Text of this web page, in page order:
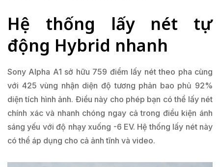
Hệ thống lấy nét tự
động Hybrid nhanh
Sony Alpha A1 sở hữu 759 điểm lấy nét theo pha cùng
với 425 vùng nhận diện độ tương phản bao phủ 92%
diện tích hình ảnh. Điều này cho phép bạn có thể lấy nét
chính xác và nhanh chóng ngay cả trong điều kiện ánh
sáng yếu với độ nhạy xuống -6 EV. Hệ thống lấy nét này
có thể áp dụng cho cả ảnh tĩnh và video.